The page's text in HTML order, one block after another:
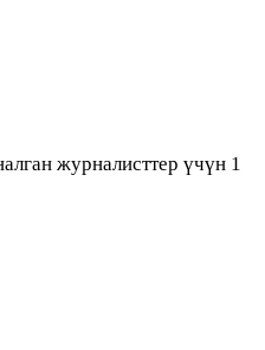
журналисттер үчүн 1